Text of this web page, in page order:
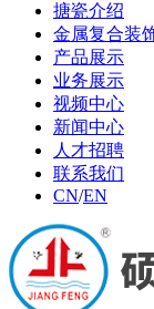
搪瓷介绍
金属复合装
产品展示
业务展示
视频中心
新闻中心
人才招聘
联系我们
CN/EN